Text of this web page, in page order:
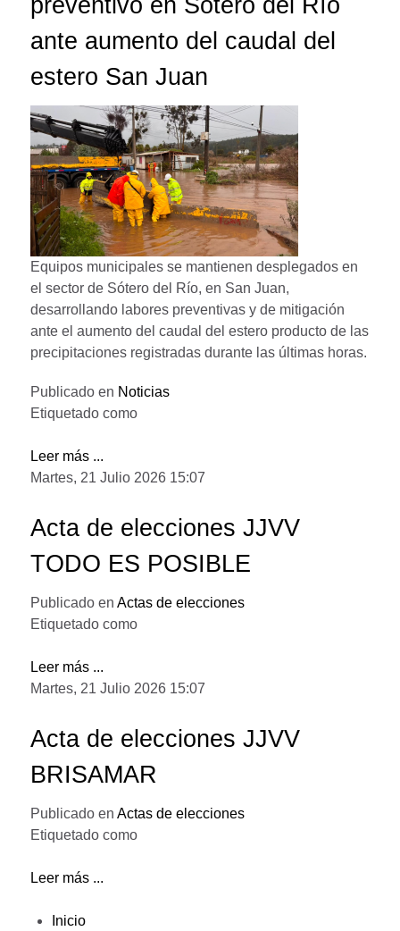
ante aumento del caudal del
estero San Juan
Equipos municipales se mantienen desplegados en
el sector de Sótero del Río, en San Juan,
desarrollando labores preventivas y de mitigación
ante el aumento del caudal del estero producto de las
precipitaciones registradas durante las últimas horas.
Publicado en Noticias
Etiquetado como
Leer más ...
Martes, 21 Julio 2026 15:07
Acta de elecciones JJVV
TODO ES POSIBLE
Publicado en Actas de elecciones
Etiquetado como
Leer más ...
Martes, 21 Julio 2026 15:07
Acta de elecciones JJVV
BRISAMAR
Publicado en Actas de elecciones
Etiquetado como
Leer más ...
Inicio